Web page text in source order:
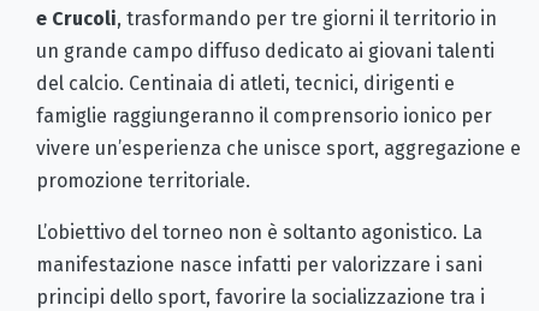
e Crucoli, trasformando per tre giorni il territorio in
un grande campo diffuso dedicato ai giovani talenti
del calcio. Centinaia di atleti, tecnici, dirigenti e
famiglie raggiungeranno il comprensorio ionico per
vivere un’esperienza che unisce sport, aggregazione e
promozione territoriale.
L’obiettivo del torneo non è soltanto agonistico. La
manifestazione nasce infatti per valorizzare i sani
principi dello sport, favorire la socializzazione tra i